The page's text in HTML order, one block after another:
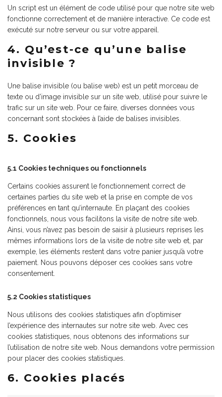
Un script est un élément de code utilisé pour que notre site web
fonctionne correctement et de manière interactive. Ce code est
exécuté sur notre serveur ou sur votre appareil.
4. Qu’est-ce qu’une balise
invisible ?
Une balise invisible (ou balise web) est un petit morceau de
texte ou d’image invisible sur un site web, utilisé pour suivre le
trafic sur un site web. Pour ce faire, diverses données vous
concernant sont stockées à l’aide de balises invisibles.
5. Cookies
5.1 Cookies techniques ou fonctionnels
Certains cookies assurent le fonctionnement correct de
certaines parties du site web et la prise en compte de vos
préférences en tant qu’internaute. En plaçant des cookies
fonctionnels, nous vous facilitons la visite de notre site web.
Ainsi, vous n’avez pas besoin de saisir à plusieurs reprises les
mêmes informations lors de la visite de notre site web et, par
exemple, les éléments restent dans votre panier jusqu’à votre
paiement. Nous pouvons déposer ces cookies sans votre
consentement.
5.2 Cookies statistiques
Nous utilisons des cookies statistiques afin d’optimiser
l’expérience des internautes sur notre site web. Avec ces
cookies statistiques, nous obtenons des informations sur
l’utilisation de notre site web. Nous demandons votre permission
pour placer des cookies statistiques.
6. Cookies placés